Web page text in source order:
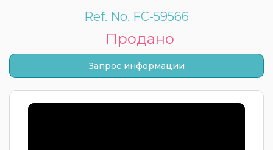
Ref. No. FC-59566
Продано
Запрос информации